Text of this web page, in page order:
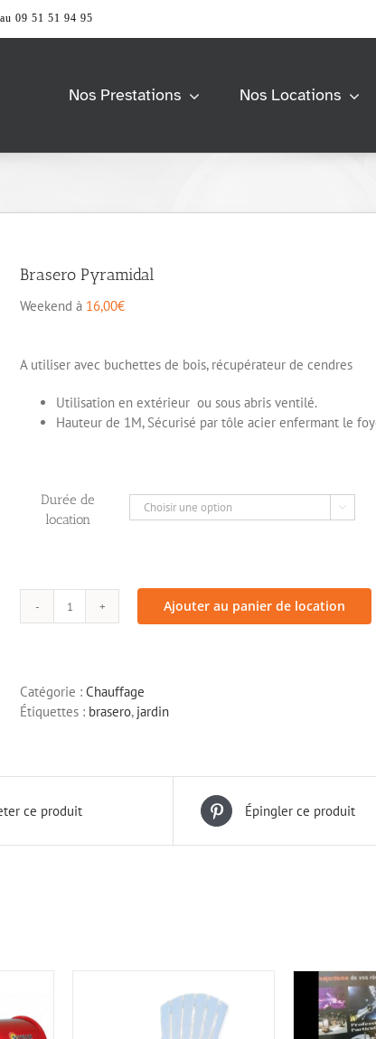
09 51 51 94 95
Nos Prestations Nos Locations
Barnum &
> Accessoires
> Tente Pliante
> Accessoires
> Espace lounge
> Mange debout
Univers Scène
> Praticable de scène
> Ecran et support
> Ordinateur
> Vidéoprojecteur &
Ecran
Brasero Pyramidal
Weekend à 16,00€
A utiliser avec buchettes de bois, récupérateur de cendres
Utilisation en extérieur ou sous abris ventilé.
Hauteur de 1M, Sécurisé par tôle acier enfermant le
Durée de
location

quantité
Ajouter au panier de location
Catégorie : Chauffage
Étiquettes : brasero, jardin
ce produit Épingler ce produit